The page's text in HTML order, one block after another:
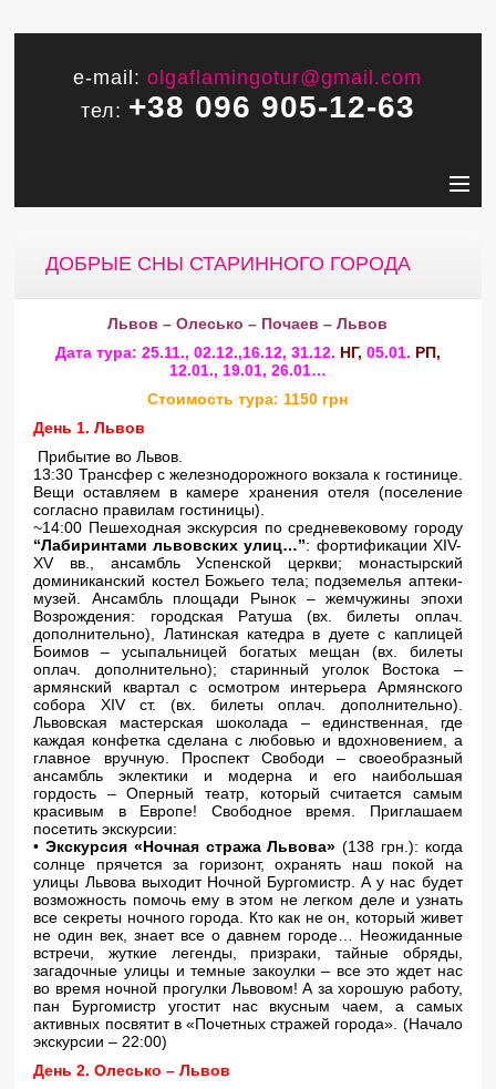
e-mail:olgaflamingotur@gmail.com
тел: +38 096 905-12-63
ДОБРЫЕ СНЫ СТАРИННОГО ГОРОДА
Львов – Олесько – Почаев – Львов
Дата тура: 25.11., 02.12.,16.12, 31.12. НГ, 05.01. РП,
12.01., 19.01, 26.01…
Стоимость тура: 1150 грн
День 1. Львов
Прибытие во Львов.
13:30 Трансфер с железнодорожного вокзала к гостинице.
Вещи оставляем в камере хранения отеля (поселение
согласно правилам гостиницы).
~14:00 Пешеходная экскурсия по средневековому городу
“Лабиринтами львовских улиц…”: фортификации XIV-
XV вв., ансамбль Успенской церкви; монастырский
доминиканский костел Божьего тела; подземелья аптеки-
музей. Ансамбль площади Рынок – жемчужины эпохи
Возрождения: городская Ратуша (вх. билеты оплач.
дополнительно), Латинская катедра в дуете с каплицей
Боимов – усыпальницей богатых мещан (вх. билеты
оплач. дополнительно); старинный уголок Востока –
армянский квартал с осмотром интерьера Армянского
собора XIV ст. (вх. билеты оплач. дополнительно).
Львовская мастерская шоколада – единственная, где
каждая конфетка сделана с любовью и вдохновением, а
главное вручную. Проспект Свободи – своеобразный
ансамбль эклектики и модерна и его наибольшая
гордость – Оперный театр, который считается самым
красивым в Европе! Свободное время. Приглашаем
посетить экскурсии:
•Экскурсия «Ночная стража Львова» (138 грн.): когда
солнце прячется за горизонт, охранять наш покой на
улицы Львова выходит Ночной Бургомистр. А у нас будет
возможность помочь ему в этом не легком деле и узнать
все секреты ночного города. Кто как не он, который живет
не один век, знает все о давнем городе… Неожиданные
встречи, жуткие легенды, призраки, тайные обряды,
загадочные улицы и темные закоулки – все это ждет нас
во время ночной прогулки Львовом! А за хорошую работу,
пан Бургомистр угостит нас вкусным чаем, а самых
активных посвятит в «Почетных стражей города». (Начало
экскурсии – 22:00)
День 2. Олесько – Львов